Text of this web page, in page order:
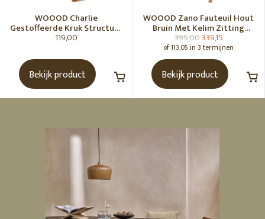
WOOOD Charlie
Gestoffeerde Kruk Structuur
Stof Karamelbruin [Fsc]
119,00
Bekijk product
WOOOD Zano Fauteuil Hout
Bruin Met Kelim Zitting
Naturel
399,00339,15
of 113,05 in 3 termijnen
Bekijk product